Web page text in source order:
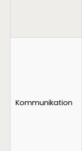
Kommunikation